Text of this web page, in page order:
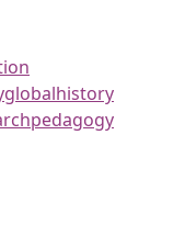
globalhistory
pedagogy